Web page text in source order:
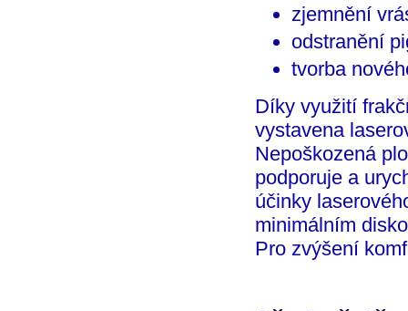
zjemnění
odstranění
tvorba
Díky využití
vystavena
Nepoškozená
podporuje a
účinky
minimálním
Pro zvýšení